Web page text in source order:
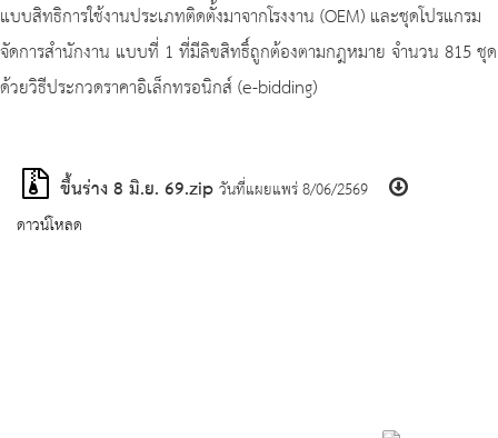
แบบสิทธิการใช้งานประเภทติดตั้งมาจากโรงงาน (OEM) และชุดโปรแกรม
จัดการสำนักงาน แบบที่ 1 ที่มีลิขสิทธิ์ถูกต้องตามกฎหมาย จำนวน 815 ชุด
ด้วยวิธีประกวดราคาอิเล็กทรอนิกส์ (e-bidding)
ขึ้นร่าง 8 มิ.ย. 69.zipวันที่แผยแพร่ 8/06/2569
ดาวน์โหลด